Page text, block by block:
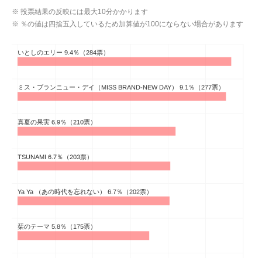
進化するPCとデバイスの未来
好きが集まる 比べて選べる
企業ITのトレンドを詳説
経営リーダーのコミュニティ
ITエンジニア向け専門サイト
企業向けIT製品の総合サイト
※ 投票結果の反映には最大10分かかります
※ ％の値は四捨五入しているため加算値が100にならない場合があります